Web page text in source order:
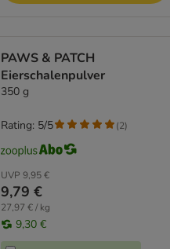
PAWS & PATCH
Eierschalenpulver
350 g
UVP 9,95 €
9,79 €
27,97 € / kg
9,30 €
Rating: 5/5 (2)